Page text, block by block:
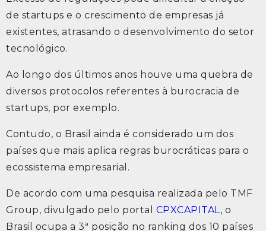
de startups e o crescimento de empresas já
existentes, atrasando o desenvolvimento do setor
tecnológico.
Ao longo dos últimos anos houve uma quebra de
diversos protocolos referentes à burocracia de
startups, por exemplo.
Contudo, o Brasil ainda é considerado um dos
países que mais aplica regras burocráticas para o
ecossistema empresarial.
De acordo com uma pesquisa realizada pelo TMF
Group, divulgado pelo portal CPXCAPITAL, o
Brasil ocupa a 3ª posição no ranking dos 10 países